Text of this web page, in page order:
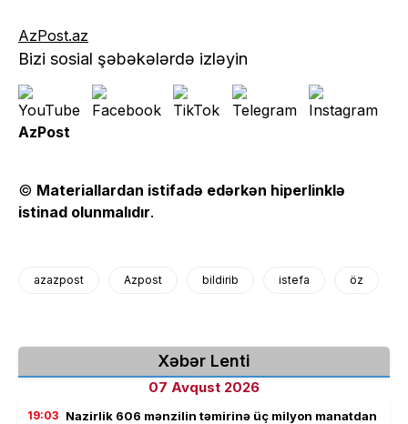
AzPost.az
Bizi sosial şəbəkələrdə izləyin
AzPost
© Materiallardan istifadə edərkən hiperlinklə
istinad olunmalıdır.
azazpost Azpost bildirib istefa öz
Xəbər Lenti
07 Avqust 2026
19:03 Nazirlik 606 mənzilin təmirinə üç milyon manatdan